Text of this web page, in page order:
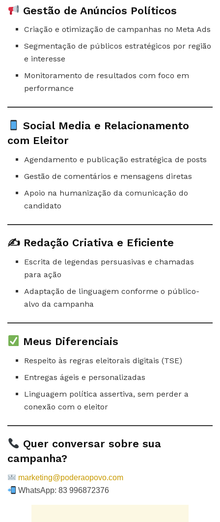
Gestão de Anúncios Políticos
Criação e otimização de campanhas no Meta Ads
Segmentação de públicos estratégicos por região
e interesse
Monitoramento de resultados com foco em
performance
Social Media e Relacionamento
com Eleitor
Agendamento e publicação estratégica de posts
Gestão de comentários e mensagens diretas
Apoio na humanização da comunicação do
candidato
✍️ Redação Criativa e Eficiente
Escrita de legendas persuasivas e chamadas
para ação
Adaptação de linguagem conforme o público-
alvo da campanha
Meus Diferenciais
Respeito às regras eleitorais digitais (TSE)
Entregas ágeis e personalizadas
Linguagem política assertiva, sem perder a
conexão com o eleitor
Quer conversar sobre sua
campanha?
marketing@poderaopovo.com
WhatsApp: 83 996872376